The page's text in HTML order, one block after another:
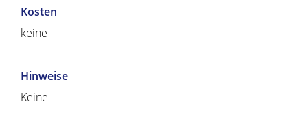
Kosten
keine
Hinweise
Keine